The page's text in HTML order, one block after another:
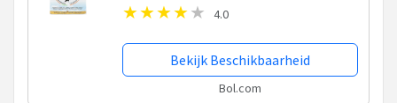
4.0
Bekijk Beschikbaarheid
Bol.com